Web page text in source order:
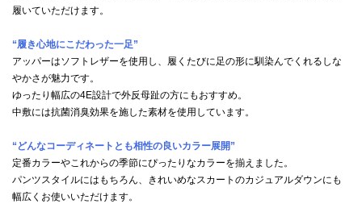
履いていただけます。
“履き心地にこだわった一足”
アッパーはソフトレザーを使用し、履くたびに足の形に馴染んでくれるしな
やかさが魅力です。
ゆったり幅広の4E設計で外反母趾の方にもおすすめ。
中敷には抗菌消臭効果を施した素材を使用しています。
“どんなコーディネートとも相性の良いカラー展開”
定番カラーやこれからの季節にぴったりなカラーを揃えました。
パンツスタイルにはもちろん、きれいめなスカートのカジュアルダウンにも
幅広くお使いいただけます。